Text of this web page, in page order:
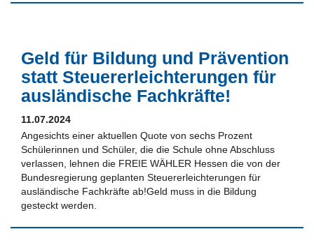
Geld für Bildung und Prävention
statt Steuererleichterungen für
ausländische Fachkräfte!
11.07.2024
Angesichts einer aktuellen Quote von sechs Prozent
Schülerinnen und Schüler, die die Schule ohne Abschluss
verlassen, lehnen die FREIE WÄHLER Hessen die von der
Bundesregierung geplanten Steuererleichterungen für
ausländische Fachkräfte ab!Geld muss in die Bildung
gesteckt werden.